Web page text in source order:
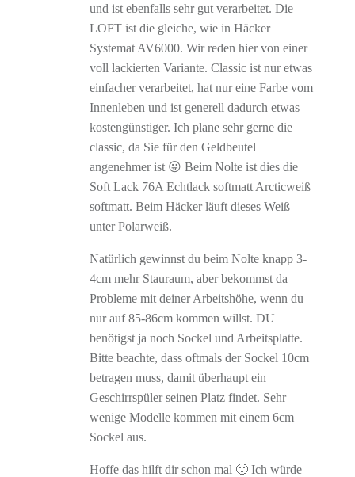
und ist ebenfalls sehr gut verarbeitet. Die
LOFT ist die gleiche, wie in Häcker
Systemat AV6000. Wir reden hier von einer
voll lackierten Variante. Classic ist nur etwas
einfacher verarbeitet, hat nur eine Farbe vom
Innenleben und ist generell dadurch etwas
kostengünstiger. Ich plane sehr gerne die
classic, da Sie für den Geldbeutel
angenehmer ist 😛 Beim Nolte ist dies die
Soft Lack 76A Echtlack softmatt Arcticweiß
softmatt. Beim Häcker läuft dieses Weiß
unter Polarweiß.
Natürlich gewinnst du beim Nolte knapp 3-
4cm mehr Stauraum, aber bekommst da
Probleme mit deiner Arbeitshöhe, wenn du
nur auf 85-86cm kommen willst. DU
benötigst ja noch Sockel und Arbeitsplatte.
Bitte beachte, dass oftmals der Sockel 10cm
betragen muss, damit überhaupt ein
Geschirrspüler seinen Platz findet. Sehr
wenige Modelle kommen mit einem 6cm
Sockel aus.
Hoffe das hilft dir schon mal 🙂 Ich würde